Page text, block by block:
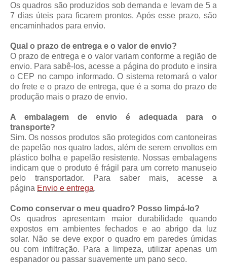
Os quadros são produzidos sob demanda e levam de 5 a
7 dias úteis para ficarem prontos. Após esse prazo, são
encaminhados para envio.
Qual o prazo de entrega e o valor de envio?
O prazo de entrega e o valor variam conforme a região de
envio. Para sabê-los, acesse a página do produto e insira
o CEP no campo informado. O sistema retornará o valor
do frete e o prazo de entrega, que é a soma do prazo de
produção mais o prazo de envio.
A embalagem de envio é adequada para o
transporte?
Sim. Os nossos produtos são protegidos com cantoneiras
de papelão nos quatro lados, além de serem envoltos em
plástico bolha e papelão resistente. Nossas embalagens
indicam que o produto é frágil para um correto manuseio
pelo transportador. Para saber mais, acesse a
página Envio e entrega.
Como conservar o meu quadro? Posso limpá-lo?
Os quadros apresentam maior durabilidade quando
expostos em ambientes fechados e ao abrigo da luz
solar. Não se deve expor o quadro em paredes úmidas
ou com infiltração. Para a limpeza, utilizar apenas um
espanador ou passar suavemente um pano seco.